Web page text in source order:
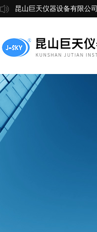
昆山巨天仪器设备有限公司